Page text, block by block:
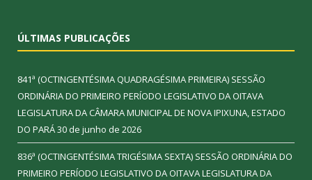
ÚLTIMAS PUBLICAÇÕES
841ª (OCTINGENTÉSIMA QUADRAGÉSIMA PRIMEIRA) SESSÃO
ORDINÁRIA DO PRIMEIRO PERÍODO LEGISLATIVO DA OITAVA
LEGISLATURA DA CÂMARA MUNICIPAL DE NOVA IPIXUNA, ESTADO
DO PARÁ30 de junho de 2026
836ª (OCTINGENTÉSIMA TRIGÉSIMA SEXTA) SESSÃO ORDINÁRIA DO
PRIMEIRO PERÍODO LEGISLATIVO DA OITAVA LEGISLATURA DA